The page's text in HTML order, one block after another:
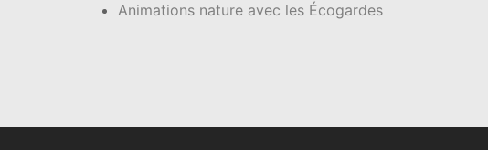
Animations nature avec les Écogardes